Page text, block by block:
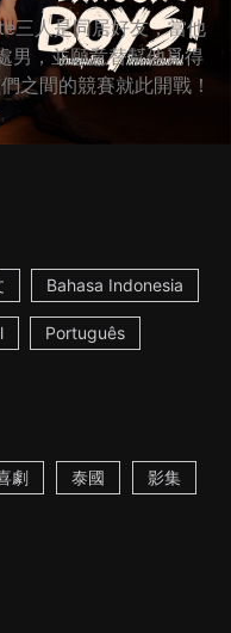
三人是同居好友，當他
男，並願意替幫他覓得
之間的競賽就此開戰！
Bahasa Indonesia
Português
劇 泰國 影集